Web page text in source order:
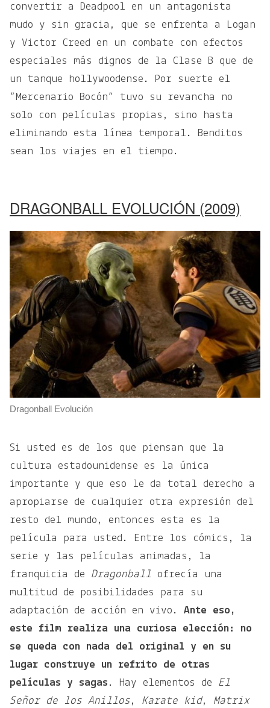
convertir a Deadpool en un antagonista
mudo y sin gracia, que se enfrenta a Logan
y Victor Creed en un combate con efectos
especiales más dignos de la Clase B que de
un tanque hollywoodense. Por suerte el
“Mercenario Bocón” tuvo su revancha no
solo con películas propias, sino hasta
eliminando esta línea temporal. Benditos
sean los viajes en el tiempo.
DRAGONBALL EVOLUCIÓN (2009)
Dragonball Evolución
Si usted es de los que piensan que la
cultura estadounidense es la única
importante y que eso le da total derecho a
apropiarse de cualquier otra expresión del
resto del mundo, entonces esta es la
película para usted. Entre los cómics, la
serie y las películas animadas, la
franquicia de Dragonball ofrecía una
multitud de posibilidades para su
adaptación de acción en vivo.
Ante eso,
este film realiza una curiosa elección: no
se queda con nada del original y en su
lugar construye un refrito de otras
películas y sagas . Hay elementos de El
Señor de los Anillos, Karate kid, Matrix